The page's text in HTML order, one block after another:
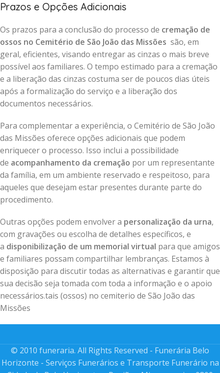
Prazos e Opções Adicionais
Os prazos para a conclusão do processo de cremação de
ossos no Cemitério de São João das Missões são, em
geral, eficientes, visando entregar as cinzas o mais breve
possível aos familiares. O tempo estimado para a cremação
e a liberação das cinzas costuma ser de poucos dias úteis
após a formalização do serviço e a liberação dos
documentos necessários.
Para complementar a experiência, o Cemitério de São João
das Missões oferece opções adicionais que podem
enriquecer o processo. Isso inclui a possibilidade
de acompanhamento da cremação por um representante
da família, em um ambiente reservado e respeitoso, para
aqueles que desejam estar presentes durante parte do
procedimento.
Outras opções podem envolver a personalização da urna,
com gravações ou escolha de detalhes específicos, e
a disponibilização de um memorial virtual para que amigos
e familiares possam compartilhar lembranças. Estamos à
disposição para discutir todas as alternativas e garantir que
sua decisão seja tomada com toda a informação e o apoio
necessários.tais (ossos) no cemiterio de São João das
Missões
© 2010 funeraria. All Rights Reserved - Funerária Belo
Horizonte - Serviços Funerários e Transporte Funerário na